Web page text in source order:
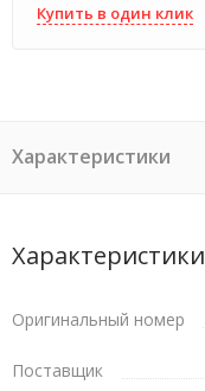
Купить в один клик
Характеристики
Характеристики
Оригинальный номер
Поставщик